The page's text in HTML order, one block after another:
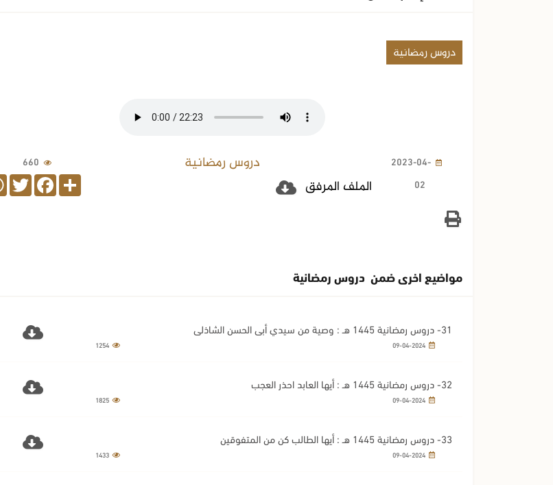
دروس رمضانية
2023-04-
02
دروس رمضانية 660
الملف المرفق Share
Facebook
Twitter
مواضيع اخرى ضمن دروس رمضانية
31- دروس رمضانية 1445 هـ : وصية من سيدي أبي الحسن الشاذلي
1254
32- دروس رمضانية 1445 هـ : أيها العابد احذر العجب
1825
33- دروس رمضانية 1445 هـ : أيها الطالب كن من المتفوقين
1433